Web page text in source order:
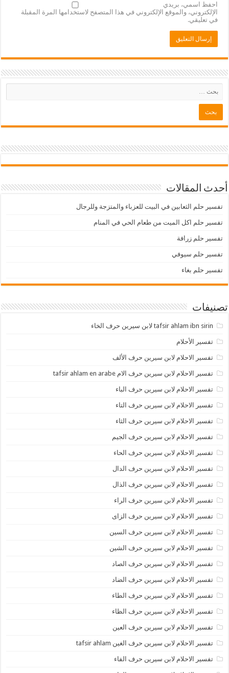
احفظ اسمي، بريدي
الإلكتروني، والموقع الإلكتروني في هذا المتصفح لاستخدامها المرة المقبلة
في تعليقي.
أحدث المقالات
تفسير حلم الثعابين في البيت للعزباء والمتزجة وللرجال
تفسير حلم اكل الميت من طعام الحي في المنام
تفسير حلم زرافة
تفسير حلم سيوفي
تفسير حلم بغاء
تصنيفات
tafsir ahlam ibn sirin لابن سيرين حرف الخاء
تفسير الأحلام
تفسير الاحلام لابن سيرين حرف الألف
تفسير الاحلام لابن سيرين حرف الام tafsir ahlam en arabe
تفسير الاحلام لابن سيرين حرف الباء
تفسير الاحلام لابن سيرين حرف التاء
تفسير الاحلام لابن سيرين حرف الثاء
تفسير الاحلام لابن سيرين حرف الجيم
تفسير الاحلام لابن سيرين حرف الحاء
تفسير الاحلام لابن سيرين حرف الدال
تفسير الاحلام لابن سيرين حرف الذال
تفسير الاحلام لابن سيرين حرف الراء
تفسير الاحلام لابن سيرين حرف الزاى
تفسير الاحلام لابن سيرين حرف السين
تفسير الاحلام لابن سيرين حرف الشين
تفسير الاحلام لابن سيرين حرف الصاد
تفسير الاحلام لابن سيرين حرف الضاد
تفسير الاحلام لابن سيرين حرف الطاء
تفسير الاحلام لابن سيرين حرف الظاء
تفسير الاحلام لابن سيرين حرف العين
تفسير الاحلام لابن سيرين حرف الغين tafsir ahlam
تفسير الاحلام لابن سيرين حرف الفاء